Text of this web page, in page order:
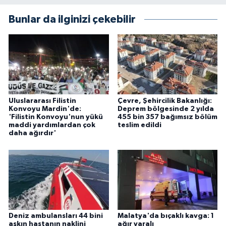
Bunlar da ilginizi çekebilir
Uluslararası Filistin
Konvoyu Mardin'de:
'Filistin Konvoyu'nun yükü
maddi yardımlardan çok
daha ağırdır'
Çevre, Şehircilik Bakanlığı:
Deprem bölgesinde 2 yılda
455 bin 357 bağımsız bölüm
teslim edildi
Deniz ambulansları 44 bini
aşkın hastanın naklini
Malatya'da bıçaklı kavga: 1
ağır yaralı